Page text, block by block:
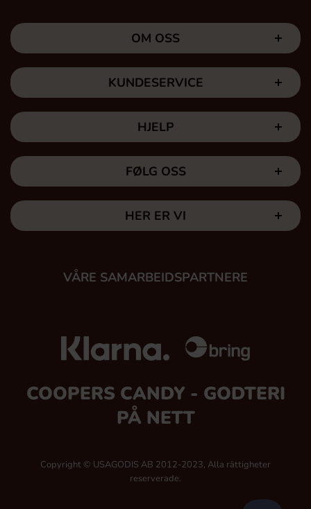
OM OSS
KUNDESERVICE
HJELP
FØLG OSS
HER ER VI
VÅRE SAMARBEIDSPARTNERE
COOPERS CANDY - GODTERI
PÅ NETT
Copyright © USAGODIS AB 2012-2023, Alla rättigheter
reserverade.